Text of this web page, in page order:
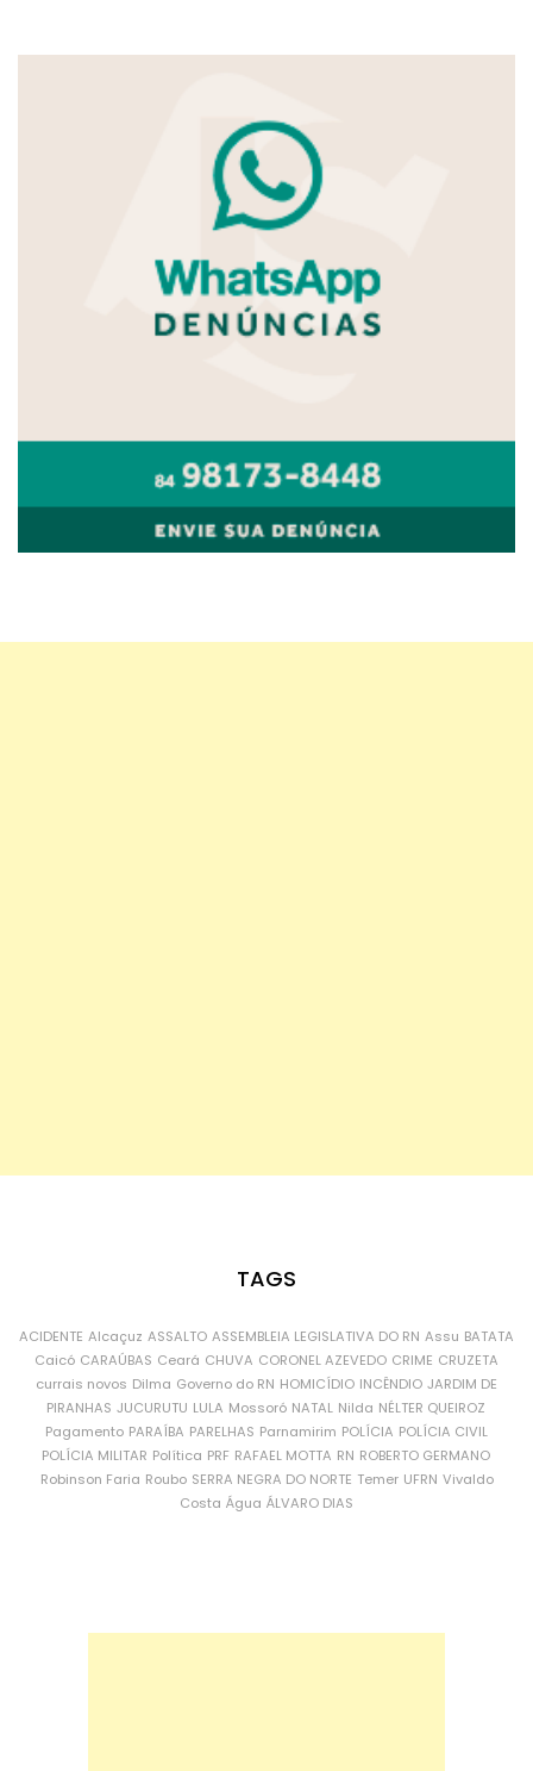
TAGS
ACIDENTE Alcaçuz ASSALTO ASSEMBLEIA LEGISLATIVA DO RN Assu BATATA
Caicó CARAÚBAS Ceará CHUVA CORONEL AZEVEDO CRIME CRUZETA
currais novos Dilma Governo do RN HOMICÍDIO INCÊNDIO JARDIM DE
PIRANHAS JUCURUTU LULA Mossoró NATAL Nilda NÉLTER QUEIROZ
Pagamento PARAÍBA PARELHAS Parnamirim POLÍCIA POLÍCIA CIVIL
POLÍCIA MILITAR Política PRF RAFAEL MOTTA RN ROBERTO GERMANO
Robinson Faria Roubo SERRA NEGRA DO NORTE Temer UFRN Vivaldo
Costa Água ÁLVARO DIAS